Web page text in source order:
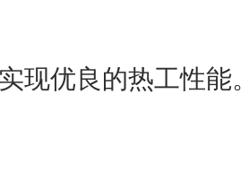
现优良的热工性能